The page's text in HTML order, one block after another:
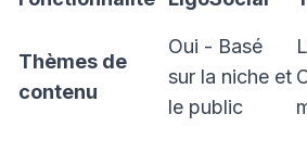
Thèmes de
contenu
Oui - Basé
sur la niche et
le public